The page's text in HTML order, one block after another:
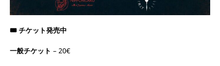
🎟 チケット発売中
一般チケット – 20€